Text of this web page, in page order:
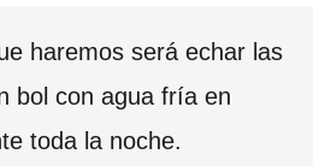
haremos será echar las
bol con agua fría en
toda la noche.